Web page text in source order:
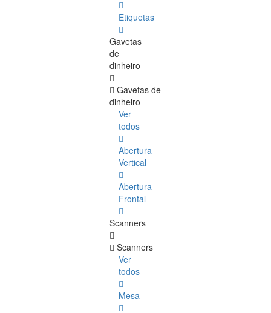
Etiquetas
Gavetas
de
dinheiro
Gavetas de
dinheiro
Ver
todos
Abertura
Vertical
Abertura
Frontal
Scanners
Scanners
Ver
todos
Mesa